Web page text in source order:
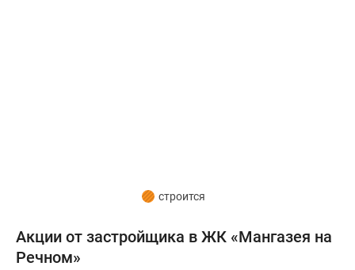
ТТК,
за
строится
Акции от застройщика в ЖК «Мангазея на
Речном»